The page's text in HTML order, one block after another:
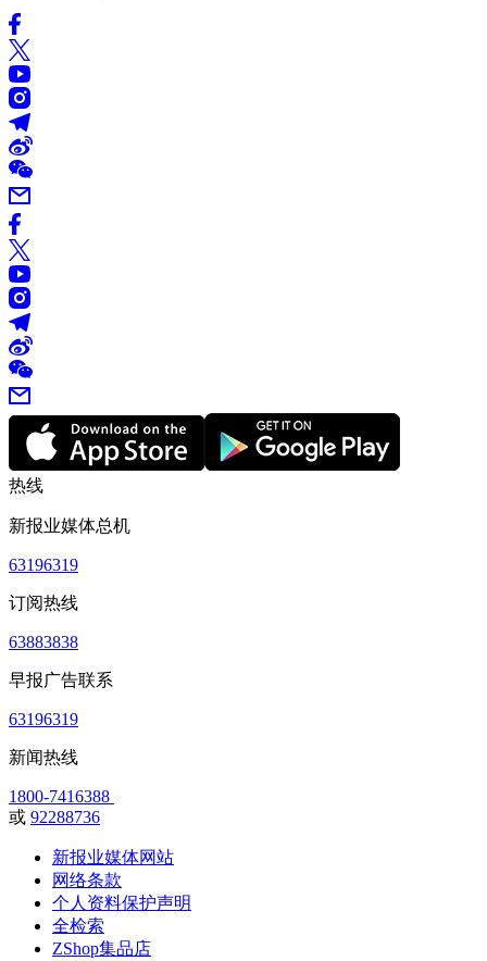
热线
新报业媒体总机
63196319
订阅热线
63883838
早报广告联系
63196319
新闻热线
1800-7416388
或 92288736
新报业媒体网站
网络条款
个人资料保护声明
全检索
ZShop集品店